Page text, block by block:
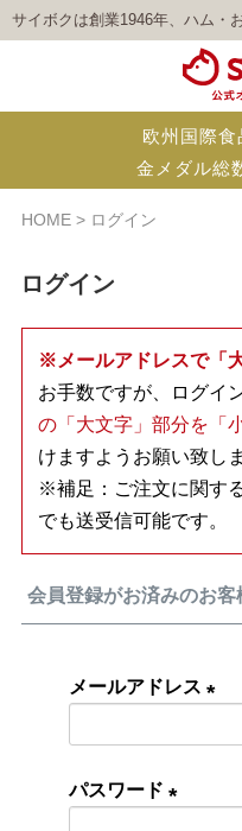
サイボクは創業1946年、ハム・
欧州国際食
金メダル総
HOME ログイン
ログイン
※メールアドレスで「
お手数ですが、ログイ
の「大文字」部分を「
けますようお願い致し
※補足：ご注文に関す
でも送受信可能です。
会員登録がお済みのお客
メールアドレス
パスワード